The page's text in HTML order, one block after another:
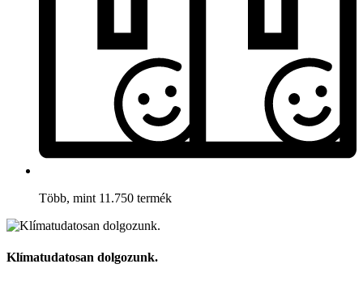
Több, mint 11.750 termék
Klímatudatosan dolgozunk.